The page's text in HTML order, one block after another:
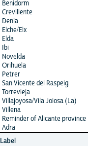
Benidorm
Crevillente
Denia
Elche/Elx
Elda
Ibi
Novelda
Orihuela
Petrer
San Vicente del Raspeig
Torrevieja
Villajoyosa/Vila Joiosa (La)
Villena
Reminder of Alicante province
Adra
Label